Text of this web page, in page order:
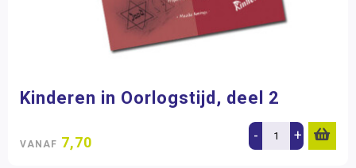
Kinderen in Oorlogstijd, deel 2
VANAF 7,70 - +